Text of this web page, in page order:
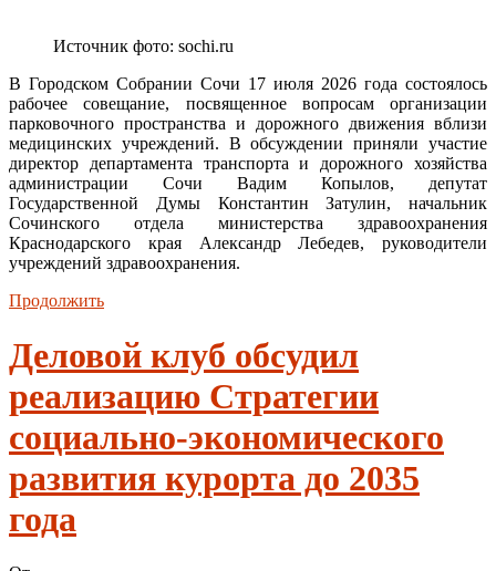
Источник фото: sochi.ru
В Городском Собрании Сочи 17 июля 2026 года состоялось
рабочее совещание, посвященное вопросам организации
парковочного пространства и дорожного движения вблизи
медицинских учреждений. В обсуждении приняли участие
директор департамента транспорта и дорожного хозяйства
администрации Сочи Вадим Копылов, депутат
Государственной Думы Константин Затулин, начальник
Сочинского отдела министерства здравоохранения
Краснодарского края Александр Лебедев, руководители
учреждений здравоохранения.
Продолжить
Деловой клуб обсудил
реализацию Стратегии
социально-экономического
развития курорта до 2035
года